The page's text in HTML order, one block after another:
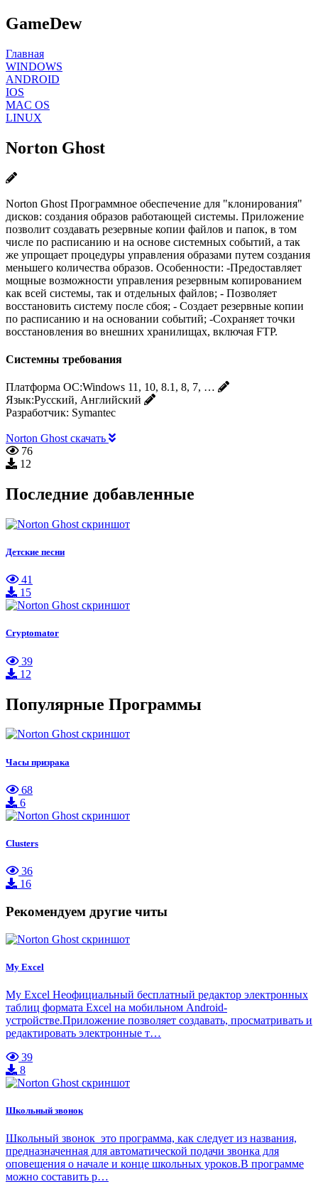
GameDew
Главная
WINDOWS
ANDROID
IOS
MAC OS
LINUX
Norton Ghost
Norton Ghost Программное обеспечение для "клонирования"
дисков: создания образов работающей системы. Приложение
позволит создавать резервные копии файлов и папок, в том
числе по расписанию и на основе системных событий, а так
же упрощает процедуры управления образами путем создания
меньшего количества образов. Особенности: -Предоставляет
мощные возможности управления резервным копированием
как всей системы, так и отдельных файлов; - Позволяет
восстановить систему после сбоя; - Создает резервные копии
по расписанию и на основании событий; -Сохраняет точки
восстановления во внешних хранилищах, включая FTP.
Системны требования
Платформа ОС:Windows 11, 10, 8.1, 8, 7, …
Язык:Русский, Английский
Разработчик: Symantec
Norton Ghost скачать
76
12
Последние добавленные
Детские песни
41
15
Cryptomator
39
12
Популярные Программы
Часы призрака
68
6
Clusters
36
16
Рекомендуем другие читы
My Excel
My Excel Неофициальный бесплатный редактор электронных
таблиц формата Excel на мобильном Android-
устройстве.Приложение позволяет создавать, просматривать и
редактировать электронные т…
39
8
Школьный звонок
Школьный звонок это программа, как следует из названия,
предназначенная для автоматической подачи звонка для
оповещения о начале и конце школьных уроков.В программе
можно составить р…